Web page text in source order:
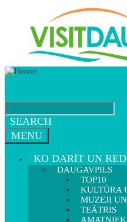
SEARCH
MENU
KO DARĪT UN
DAUGAVPILS
TOP10
KULTŪRA
MUZEJI
TEĀTRIS